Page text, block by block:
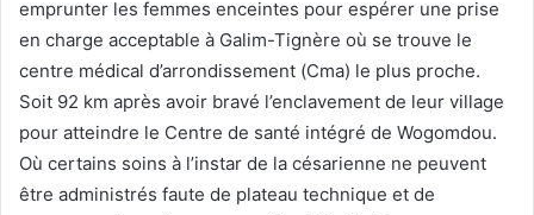
emprunter les femmes enceintes pour espérer une prise
en charge acceptable à Galim-Tignère où se trouve le
centre médical d’arrondissement (Cma) le plus proche.
Soit 92 km après avoir bravé l’enclavement de leur village
pour atteindre le Centre de santé intégré de Wogomdou.
Où certains soins à l’instar de la césarienne ne peuvent
être administrés faute de plateau technique et de